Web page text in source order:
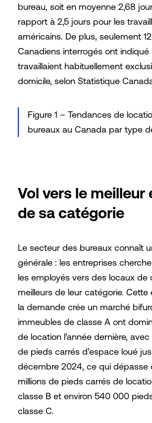
bureau, soit en moyenne 2,68
rapport à 2,5 jours pour les
américains. De plus, seulement
Canadiens interrogés ont indiqué
travaillaient habituellement
domicile, selon Statistique
Figure 1 – Tendances de
bureaux au Canada par type
Vol vers le meilleur
de sa catégorie
Le secteur des bureaux connaît
générale : les entreprises
les employés vers des locaux de
meilleurs de leur catégorie. Cette
la demande crée un marché
immeubles de classe A ont
de location l’année dernière, avec
de pieds carrés d’espace loué
décembre 2024, ce qui dépasse
millions de pieds carrés de
classe B et environ 540 000
classe C.